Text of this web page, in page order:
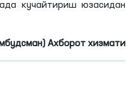
кучайтириш юзасидан
Ахборот хизмати